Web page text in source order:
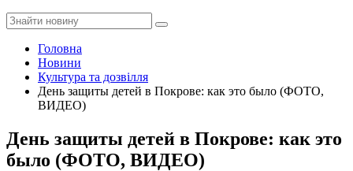
Головна
Новини
Культура та дозвілля
День защиты детей в Покрове: как это было (ФОТО,
ВИДЕО)
День защиты детей в Покрове: как это
было (ФОТО, ВИДЕО)